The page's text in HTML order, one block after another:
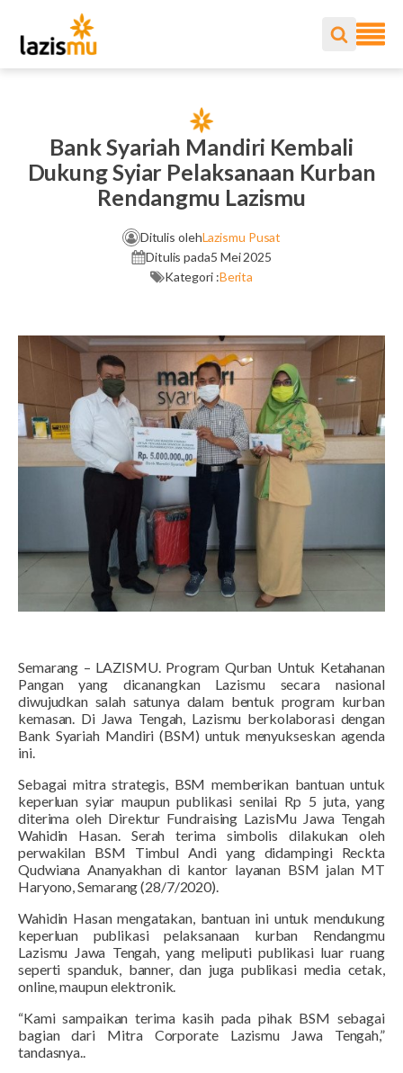
Bank Syariah Mandiri Kembali
Dukung Syiar Pelaksanaan Kurban
Rendangmu Lazismu
Ditulis olehLazismu Pusat
Ditulis pada5 Mei 2025
Kategori :Berita
Semarang – LAZISMU. Program Qurban Untuk Ketahanan
Pangan yang dicanangkan Lazismu secara nasional
diwujudkan salah satunya dalam bentuk program kurban
kemasan. Di Jawa Tengah, Lazismu berkolaborasi dengan
Bank Syariah Mandiri (BSM) untuk menyukseskan agenda
ini.
Sebagai mitra strategis, BSM memberikan bantuan untuk
keperluan syiar maupun publikasi senilai Rp 5 juta, yang
diterima oleh Direktur Fundraising LazisMu Jawa Tengah
Wahidin Hasan. Serah terima simbolis dilakukan oleh
perwakilan BSM Timbul Andi yang didampingi Reckta
Qudwiana Ananyakhan di kantor layanan BSM jalan MT
Haryono, Semarang (28/7/2020).
Wahidin Hasan mengatakan, bantuan ini untuk mendukung
keperluan publikasi pelaksanaan kurban Rendangmu
Lazismu Jawa Tengah, yang meliputi publikasi luar ruang
seperti spanduk, banner, dan juga publikasi media cetak,
online, maupun elektronik.
“Kami sampaikan terima kasih pada pihak BSM sebagai
bagian dari Mitra Corporate Lazismu Jawa Tengah,”
tandasnya..